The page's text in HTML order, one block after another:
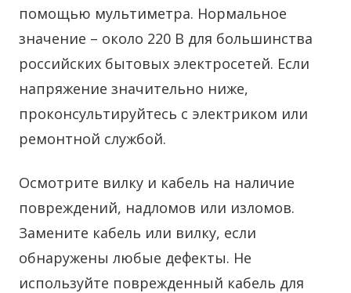
помощью мультиметра. Нормальное
значение – около 220 В для большинства
российских бытовых электросетей. Если
напряжение значительно ниже,
проконсультируйтесь с электриком или
ремонтной службой.
Осмотрите вилку и кабель на наличие
повреждений, надломов или изломов.
Замените кабель или вилку, если
обнаружены любые дефекты. Не
используйте поврежденный кабель для